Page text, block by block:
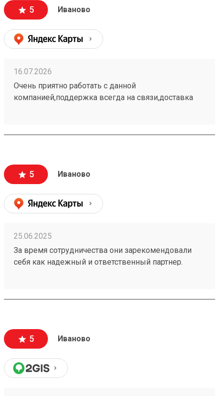
5 Иваново
16.07.2026
Очень приятно работать с данной
компанией,поддержка всегда на связи,доставка
260662972
5 Иваново
25.06.2025
За время сотрудничества они зарекомендовали
себя как надежный и ответственный партнер.
важно. 250299045 Получили без каких либо
5 Иваново